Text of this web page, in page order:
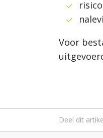
Voor
Deel dit